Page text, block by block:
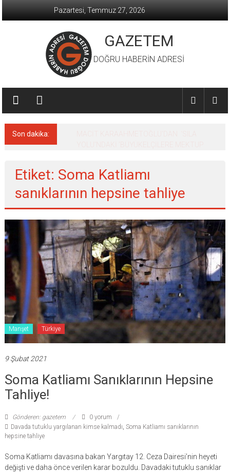
Pazartesi, Temmuz 27, 2026
GAZETEM
DOĞRU HABERİN ADRESİ
Son dakika:
Etiket: Soma Katliamı
sanıklarının hepsine tahliye
Manşet Türkiye
9 Şubat 2021
Soma Katliamı Sanıklarının Hepsine
Tahliye!
Gönderen: gazetem
0 yorum
Davada tutuklu yargılanan kimse kalmadı, Soma Katliamı sanıklarının
hepsine tahliye
Soma Katliamı davasına bakan Yargıtay 12. Ceza Dairesi’nin heyeti
değişti ve daha önce verilen karar bozuldu. Davadaki tutuklu sanıklar